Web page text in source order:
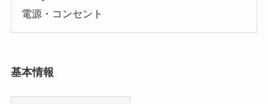
電源・コンセント
基本情報